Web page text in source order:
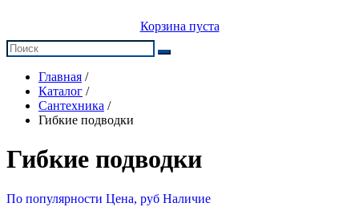
Корзина пуста
Главная /
Каталог /
Сантехника /
Гибкие подводки
Гибкие подводки
По популярности Цена, руб Наличие